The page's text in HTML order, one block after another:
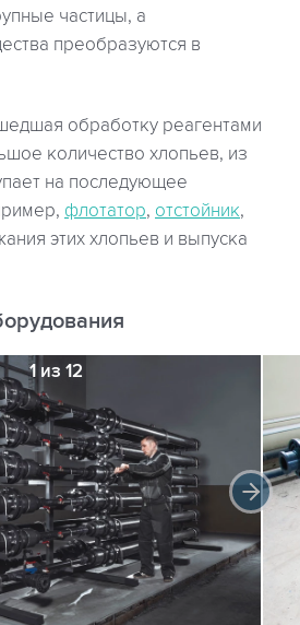
частицы, а
преобразуются в
обработку реагентами
количество хлопьев, из
на последующее
флотатор, отстойник,
этих хлопьев и выпуска
1 из 12